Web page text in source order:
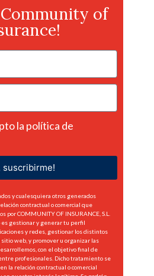
Community of
la política de
suscribirme!
y cualesquiera otros generados
contractual o comercial que
por COMMUNITY OF INSURANCE, S.L.
gestionar y generar tu perfil
y redes, gestionar los distintos
web, y promover u organizar las
con el objetivo final de
profesionales. Dicho tratamiento se
la relación contractual o comercial